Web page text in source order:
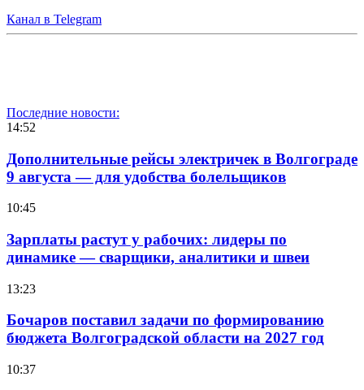
Канал в Telegram
Последние новости:
14:52
Дополнительные рейсы электричек в Волгограде
9 августа — для удобства болельщиков
10:45
Зарплаты растут у рабочих: лидеры по
динамике — сварщики, аналитики и швеи
13:23
Бочаров поставил задачи по формированию
бюджета Волгоградской области на 2027 год
10:37